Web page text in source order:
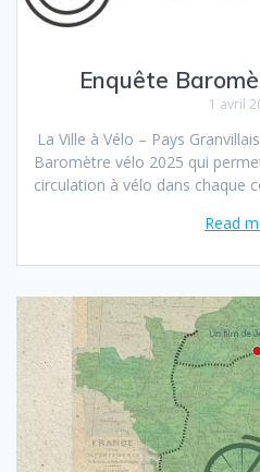
Enquête
1 avril
La Ville à Vélo – Pays
Baromètre vélo 2025 qui
circulation à vélo dans chaque
Read